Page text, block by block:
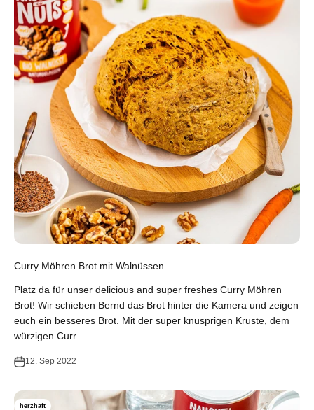
Curry Möhren Brot mit Walnüssen
Platz da für unser delicious and super freshes Curry Möhren
Brot! Wir schieben Bernd das Brot hinter die Kamera und zeigen
euch ein besseres Brot. Mit der super knusprigen Kruste, dem
würzigen Curr...
12. Sep 2022
herzhaft